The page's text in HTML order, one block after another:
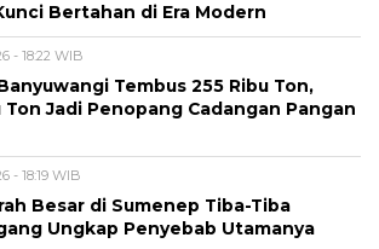
Bertahan di Era Modern
- 18:22 WIB
Tembus 255 Ribu Ton,
Ton Jadi Penopang Cadangan Pangan
- 18:19 WIB
Besar di Sumenep Tiba-Tiba
Ungkap Penyebab Utamanya